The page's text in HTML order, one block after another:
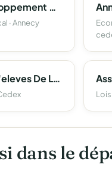
Association Pour Le Developpement De L'emploi Agricole Et Rural De Haute-Savoie
· Annecy
Association Des Parents D'eleves De L'enseignement Libre (Apel) Du Departement De La Haute-Savoie
dans le